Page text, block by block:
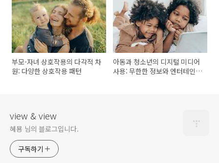
부모-자녀 상호작용의 다각적 차
원: 다양한 상호작용 패턴
아동과 청소년의 디지털 미디어
사용: 무한한 정보와 엔터테인먼
view & view
혜묭 님의 블로그입니다.
구독하기